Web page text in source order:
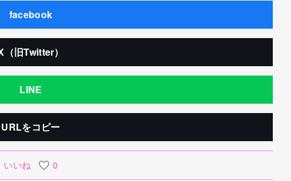
facebook
（旧Twitter）
LINE
URLをコピー
いいね 0